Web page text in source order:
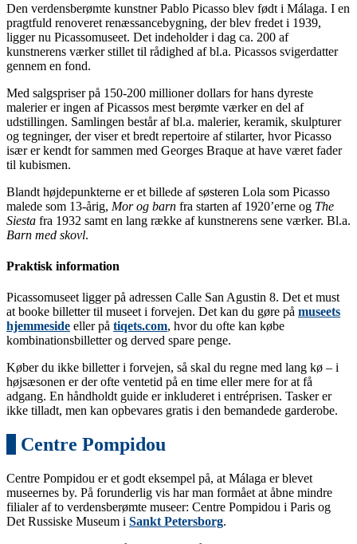
Den verdensberømte kunstner Pablo Picasso blev født i Málaga. I en
pragtfuld renoveret renæssancebygning, der blev fredet i 1939,
ligger nu Picassomuseet. Det indeholder i dag ca. 200 af
kunstnerens værker stillet til rådighed af bl.a. Picassos svigerdatter
gennem en fond.
Med salgspriser på 150-200 millioner dollars for hans dyreste
malerier er ingen af Picassos mest berømte værker en del af
udstillingen. Samlingen består af bl.a. malerier, keramik, skulpturer
og tegninger, der viser et bredt repertoire af stilarter, hvor Picasso
især er kendt for sammen med Georges Braque at have været fader
til kubismen.
Blandt højdepunkterne er et billede af søsteren Lola som Picasso
malede som 13-årig, Mor og barn fra starten af 1920’erne og The
Siesta fra 1932 samt en lang række af kunstnerens sene værker. Bl.a.
Barn med skovl.
Praktisk information
Picassomuseet ligger på adressen Calle San Agustin 8. Det et must
at booke billetter til museet i forvejen. Det kan du gøre på museets
hjemmeside eller på tiqets.com, hvor du ofte kan købe
kombinationsbilletter og derved spare penge.
Køber du ikke billetter i forvejen, så skal du regne med lang kø – i
højsæsonen er der ofte ventetid på en time eller mere for at få
adgang. En håndholdt guide er inkluderet i entréprisen. Tasker er
ikke tilladt, men kan opbevares gratis i den bemandede garderobe.
Centre Pompidou
Centre Pompidou er et godt eksempel på, at Málaga er blevet
museernes by. På forunderlig vis har man formået at åbne mindre
filialer af to verdensberømte museer: Centre Pompidou i Paris og
Det Russiske Museum i Sankt Petersborg.